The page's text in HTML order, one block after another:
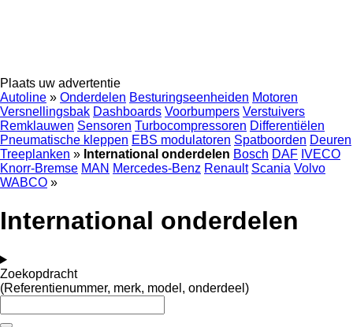
Plaats uw advertentie
Autoline » Onderdelen Besturingseenheiden Motoren
Versnellingsbak Dashboards Voorbumpers Verstuivers
Remklauwen Sensoren Turbocompressoren Differentiëlen
Pneumatische kleppen EBS modulatoren Spatboorden Deuren
Treeplanken » International onderdelen Bosch DAF IVECO
Knorr-Bremse MAN Mercedes-Benz Renault Scania Volvo
WABCO »
International onderdelen
Zoekopdracht
(Referentienummer, merk, model, onderdeel)